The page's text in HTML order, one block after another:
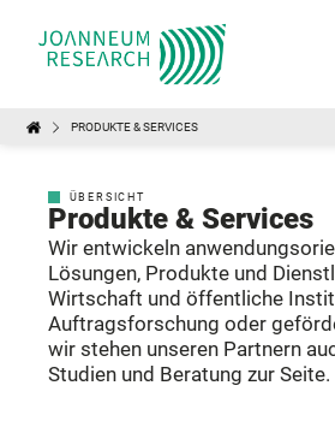
PRODUKTE & SERVICES
ÜBERSICHT
Produkte & Services
Wir entwickeln
Lösungen, Produkte und
Wirtschaft und öffentliche
Auftragsforschung oder
wir stehen unseren Partnern
Studien und Beratung zur Seite.